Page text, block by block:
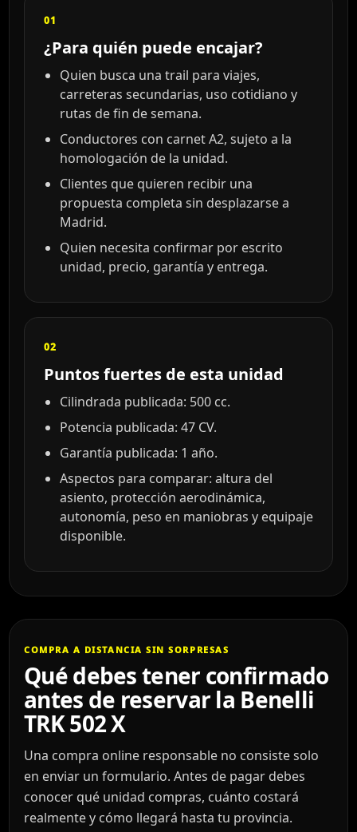
01
¿Para quién puede encajar?
Quien busca una trail para viajes,
carreteras secundarias, uso cotidiano y
rutas de fin de semana.
Conductores con carnet A2, sujeto a la
homologación de la unidad.
Clientes que quieren recibir una
propuesta completa sin desplazarse a
Madrid.
Quien necesita confirmar por escrito
unidad, precio, garantía y entrega.
02
Puntos fuertes de esta unidad
Cilindrada publicada: 500 cc.
Potencia publicada: 47 CV.
Garantía publicada: 1 año.
Aspectos para comparar: altura del
asiento, protección aerodinámica,
autonomía, peso en maniobras y equipaje
disponible.
COMPRA A DISTANCIA SIN SORPRESAS
Qué debes tener confirmado
antes de reservar la Benelli
TRK 502 X
Una compra online responsable no consiste solo
en enviar un formulario. Antes de pagar debes
conocer qué unidad compras, cuánto costará
realmente y cómo llegará hasta tu provincia.